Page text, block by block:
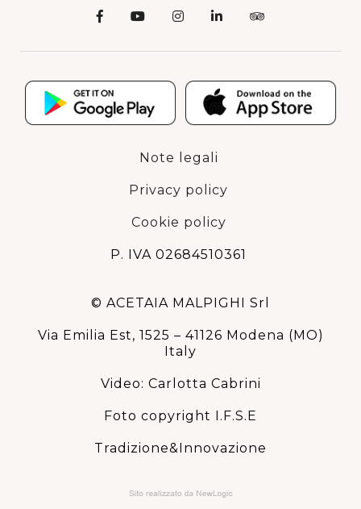
Note legali
Privacy policy
Cookie policy
P. IVA 02684510361
© ACETAIA MALPIGHI Srl
Via Emilia Est, 1525 – 41126 Modena (MO)
Italy
Video: Carlotta Cabrini
Foto copyright I.F.S.E
Tradizione&Innovazione